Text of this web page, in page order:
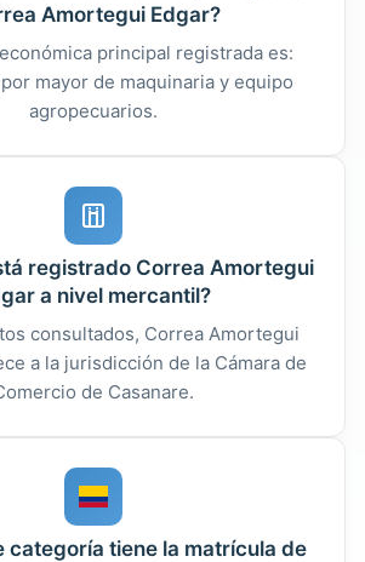
Amortegui Edgar?
principal registrada es:
mayor de maquinaria y equipo
agropecuarios.
registrado Correa Amortegui
a nivel mercantil?
consultados, Correa Amortegui
a la jurisdicción de la Cámara de
de Casanare.
categoría tiene la matrícula de